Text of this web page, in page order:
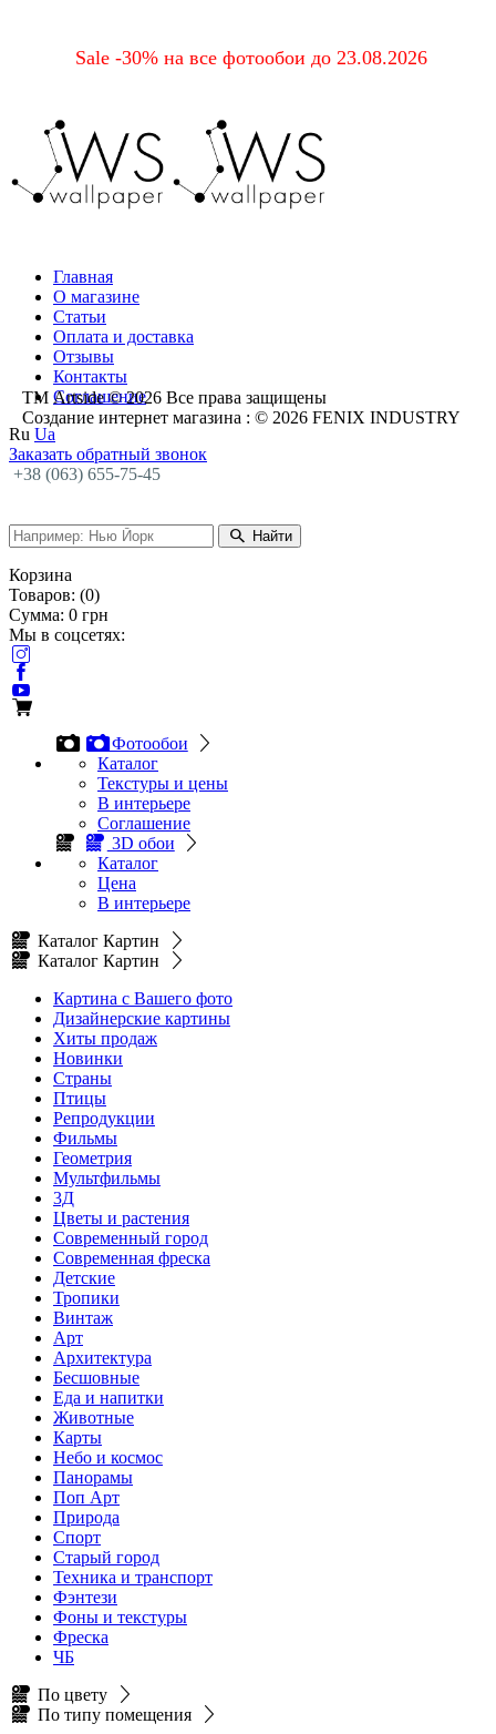
Sale -30% на все фотообои до 23.08.2026
Главная
О магазине
Статьи
Оплата и доставка
Отзывы
Контакты
Соглашение
Ru Ua
Заказать обратный звонок
+38 (063) 655-75-45
Найти
Корзина
Товаров: (0)
Сумма: 0 грн
Мы в соцсетях:
Фотообои
Каталог
Текстуры и цены
В интерьере
Соглашение
3D обои
Каталог
Цена
В интерьере
Каталог Картин
Каталог Картин
Картина с Вашего фото
Дизайнерские картины
Хиты продаж
Новинки
Страны
Птицы
Репродукции
Фильмы
Геометрия
Мультфильмы
3Д
Цветы и растения
Современный город
Современная фреска
Детские
Тропики
Винтаж
Арт
Архитектура
Бесшовные
Еда и напитки
Животные
Карты
Небо и космос
Панорамы
Поп Арт
Природа
Спорт
Старый город
Техника и транспорт
Фэнтези
Фоны и текстуры
Фреска
ЧБ
По цвету
По типу помещения
ТМ Artside © 2026 Все права защищены
Создание интернет магазина : © 2026 FENIX INDUSTRY